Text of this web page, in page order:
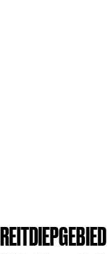
REITDIEPGEBIED